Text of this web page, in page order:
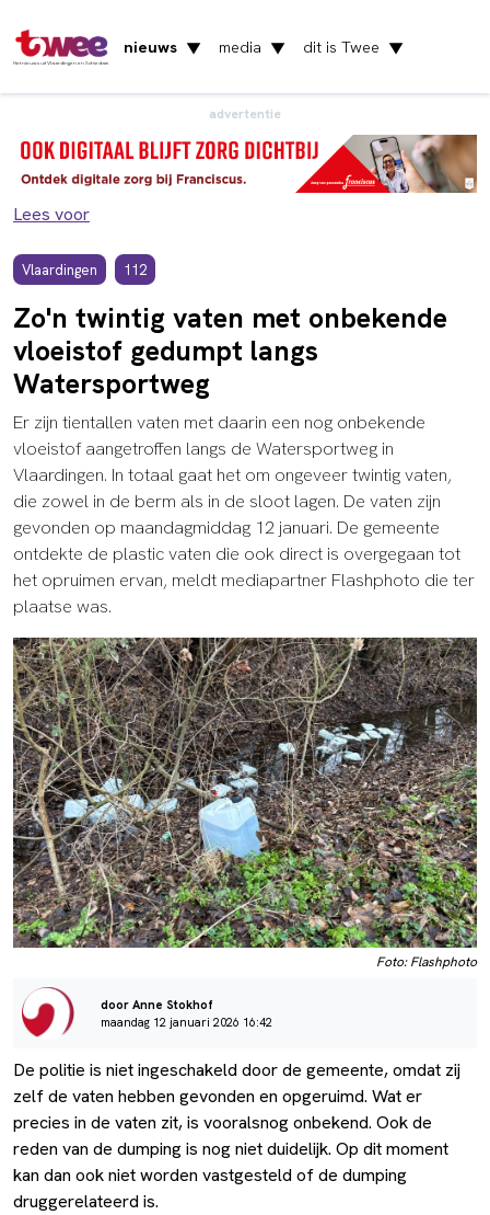
Het nieuws uit Vlaardingen en Schiedam
nieuws ▼ media ▼ dit is Twee ▼
advertentie
Lees voor
Vlaardingen 112
Zo'n twintig vaten met onbekende
vloeistof gedumpt langs
Watersportweg
Er zijn tientallen vaten met daarin een nog onbekende
vloeistof aangetroffen langs de Watersportweg in
Vlaardingen. In totaal gaat het om ongeveer twintig vaten,
die zowel in de berm als in de sloot lagen. De vaten zijn
gevonden op maandagmiddag 12 januari. De gemeente
ontdekte de plastic vaten die ook direct is overgegaan tot
het opruimen ervan, meldt mediapartner Flashphoto die ter
plaatse was.
Foto: Flashphoto
door Anne Stokhof
maandag 12 januari 2026 16:42
De politie is niet ingeschakeld door de gemeente, omdat zij
zelf de vaten hebben gevonden en opgeruimd. Wat er
precies in de vaten zit, is vooralsnog onbekend. Ook de
reden van de dumping is nog niet duidelijk. Op dit moment
kan dan ook niet worden vastgesteld of de dumping
druggerelateerd is.